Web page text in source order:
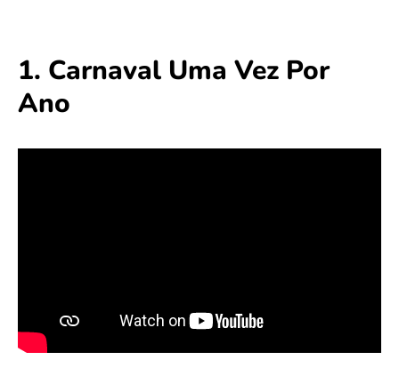
1. Carnaval Uma Vez Por
Ano